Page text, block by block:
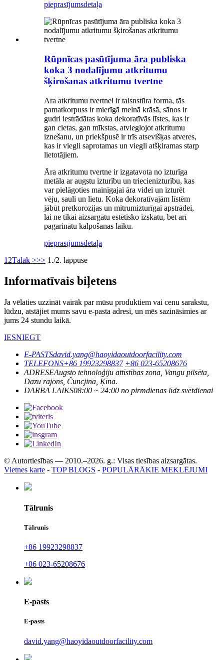
pieprasījumsdetaļa
Rūpnīcas pasūtījuma āra publiska
koka 3 nodalījumu atkritumu
šķirošanas atkritumu tvertne
Āra atkritumu tvertnei ir taisnstūra forma, tās
pamatkorpuss ir mierīgā melnā krāsā, sānos ir
gudri iestrādātas koka dekoratīvās līstes, kas ir
gan cietas, gan mīkstas, atvieglojot atkritumu
iznešanu, un priekšpusē ir trīs atsevišķas atveres,
kas ir viegli saprotamas un viegli atšķiramas starp
lietotājiem.
Āra atkritumu tvertne ir izgatavota no izturīga
metāla ar augstu izturību un triecienizturību, kas
var pielāgoties mainīgajai āra videi un izturēt
vēju, sauli un lietu. Koka dekoratīvajām līstēm
jābūt pretkorozijas un mitrumizturīgai apstrādei,
lai ne tikai aizsargātu estētisko izskatu, bet arī
pagarinātu kalpošanas laiku.
pieprasījumsdetaļa
1 2Tālāk >>> 1./2. lappuse
Informatīvais biļetens
Ja vēlaties uzzināt vairāk par mūsu produktiem vai cenu sarakstu,
lūdzu, atstājiet mums savu e-pasta adresi, un mēs sazināsimies ar
jums 24 stundu laikā.
IESNIEGT
E-PASTSdavid.yang@haoyidaoutdoorfacility.com
TELEFONS+86 19923298837 +86 023-65208676
ADRESEAugsto tehnoloģiju attīstības zona, Vangu pilsēta,
Dazu rajons, Čuncjina, Ķīna.
DARBA LAIKS08:00 ~ 24:00 no pirmdienas līdz svētdienai
© Autortiesības — 2010.–2026. g.: Visas tiesības aizsargātas.
Vietnes karte - TOP BLOGS - POPULĀRĀKIE MEKLĒJUMI
Tālrunis
Tālrunis
+86 19923298837
+86 023-65208676
E-pasts
E-pasts
david.yang@haoyidaoutdoorfacility.com